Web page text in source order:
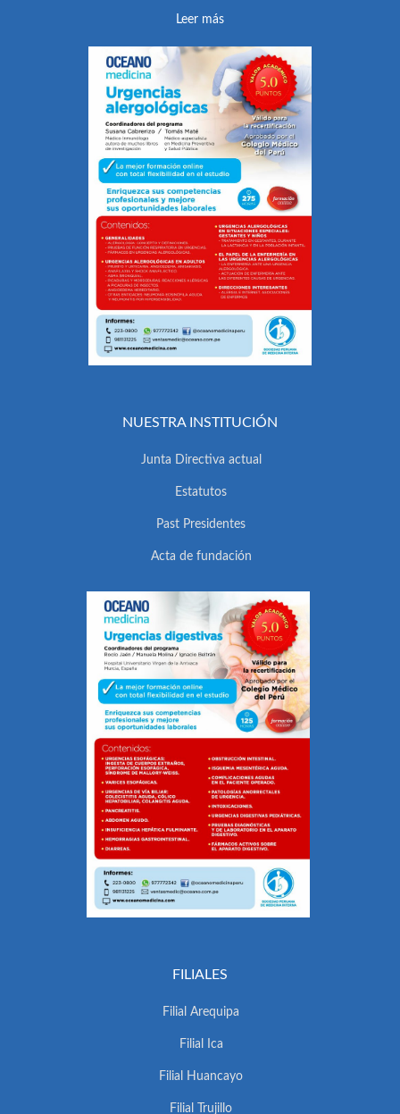
Leer más
NUESTRA INSTITUCIÓN
Junta Directiva actual
Estatutos
Past Presidentes
Acta de fundación
FILIALES
Filial Arequipa
Filial Ica
Filial Huancayo
Filial Trujillo